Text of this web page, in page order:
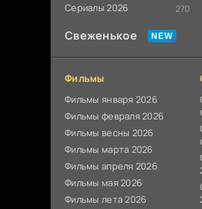
Сериалы 2026 270
Свеженькое
Фильмы
Фильмы января 2026
Фильмы февраля 2026
Фильмы весны 2026
Фильмы марта 2026
Фильмы апреля 2026
Фильмы мая 2026
Фильмы лета 2026